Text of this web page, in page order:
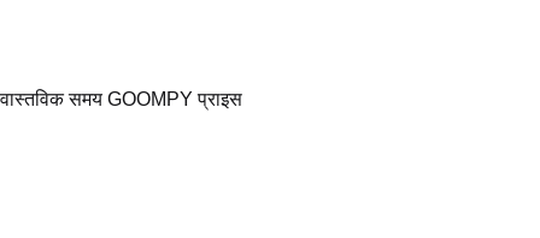
वास्तविक समय GOOMPY प्राइस